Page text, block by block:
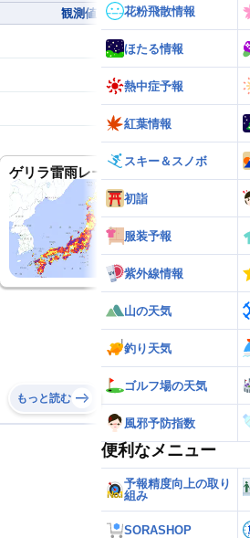
観測値
ゲリラ雷雨レーダー 世界の雨雲レ
もっと読む
花粉飛散情報
ほたる情報
熱中症予報
紅葉情報
スキー＆スノボ
初詣
服装予報
紫外線情報
山の天気
釣り天気
ゴルフ場の天気
風邪予防指数
便利なメニュー
予報精度向上の取り
組み
SORASHOP